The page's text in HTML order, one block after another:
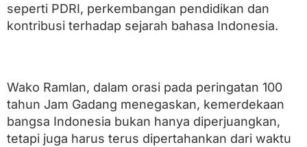
g
d
i
t
t
i
n
seperti PDRI, perkembangan pendidikan dan
kontribusi terhadap sejarah bahasa Indonesia.
Wako Ramlan, dalam orasi pada peringatan 100
tahun Jam Gadang menegaskan, kemerdekaan
bangsa Indonesia bukan hanya diperjuangkan,
tetapi juga harus terus dipertahankan dari waktu